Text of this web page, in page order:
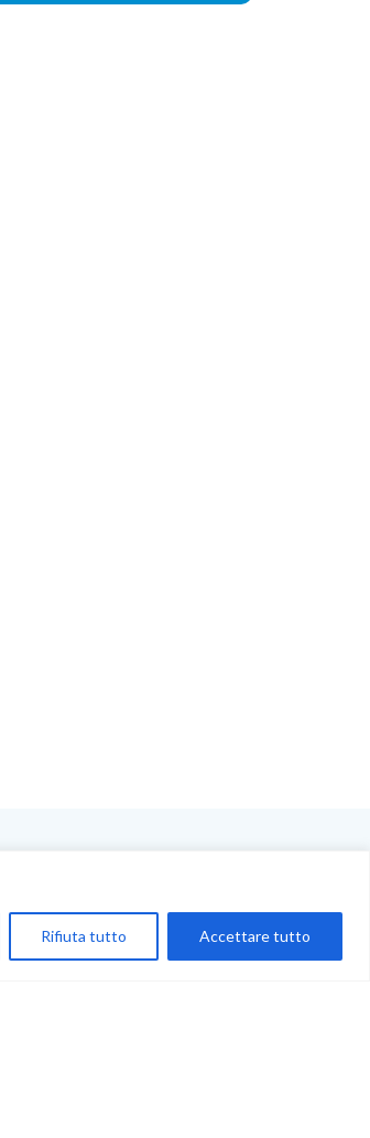
Rifiuta tutto Accettare tutto